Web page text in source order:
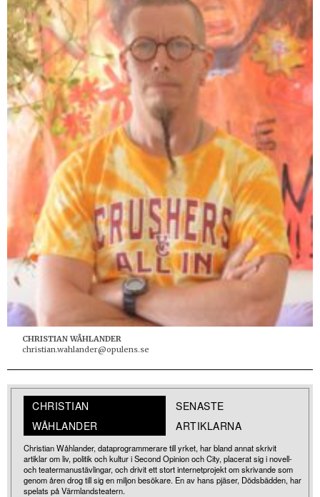
CHRISTIAN WÅHLANDER
christian.wahlander@opulens.se
CHRISTIAN
WÅHLANDER
SENASTE
ARTIKLARNA
Christian Wåhlander, dataprogrammerare till yrket, har bland annat skrivit
artiklar om liv, politik och kultur i Second Opinion och City, placerat sig i novell-
och teatermanustävlingar, och drivit ett stort internetprojekt om skrivande som
genom åren drog till sig en miljon besökare. En av hans pjäser, Dödsbädden, har
spelats på Värmlandsteatern.